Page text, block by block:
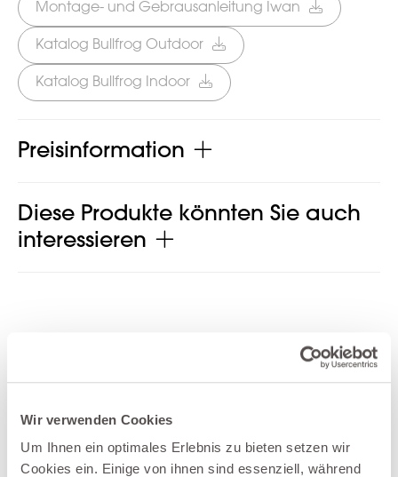
Wir verwenden Cookies
Um Ihnen ein optimales Erlebnis zu bieten setzen wir
Cookies ein. Einige von ihnen sind essenziell, während
Montage- und Gebrausanleitung Iwan
Katalog Bullfrog Outdoor
Katalog Bullfrog Indoor
Preisinformation
Diese Produkte könnten Sie auch
interessieren